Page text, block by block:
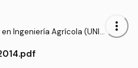
en Ingeniería Agrícola (UNIR
more_vert